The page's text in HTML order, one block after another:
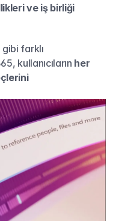
ve iş birliği
farklı
kullanıcıların her